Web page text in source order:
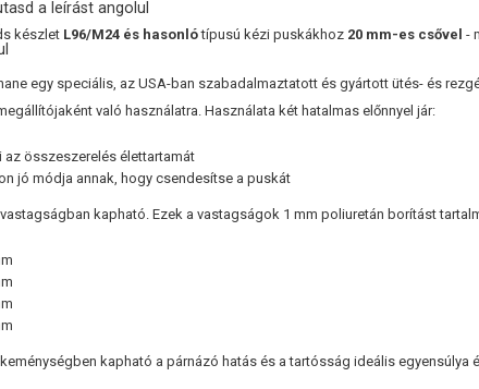
a leírást angolul
készlet L96/M24 és hasonlótípusú kézi puskákhoz 20 mm-es csővel -
egy speciális, az USA-ban szabadalmaztatott és gyártott ütés- és
való használatra. Használata két hatalmas előnnyel jár:
az összeszerelés élettartamát
jó módja annak, hogy csendesítse a puskát
kapható. Ezek a vastagságok 1 mm poliuretán borítást
kapható a párnázó hatás és a tartósság ideális egyensúlya